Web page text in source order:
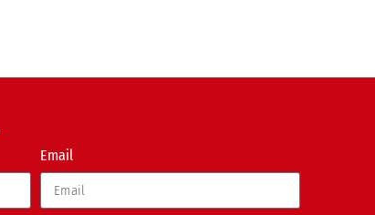
Email